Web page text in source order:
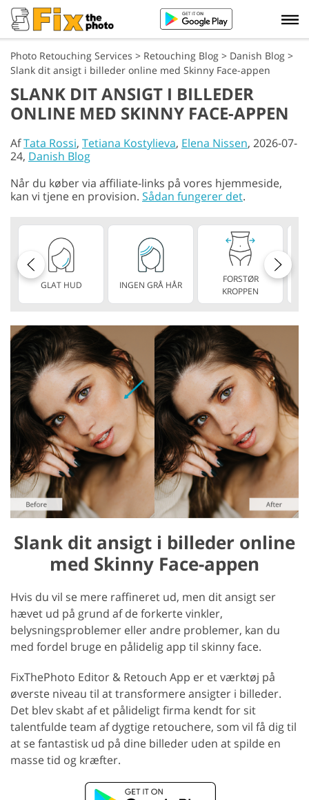
Photo Retouching Services > Retouching Blog > Danish Blog >
Slank dit ansigt i billeder online med Skinny Face-appen
SLANK DIT ANSIGT I BILLEDER
ONLINE MED SKINNY FACE-APPEN
AfTata Rossi, Tetiana Kostylieva, Elena Nissen, 2026-07-
24, Danish Blog
Når du køber via affiliate-links på vores hjemmeside,
kan vi tjene en provision. Sådan fungerer det.
GLAT HUD INGEN GRÅ HÅR
FORSTØR
KROPPEN
Slank dit ansigt i billeder online
med Skinny Face-appen
Hvis du vil se mere raffineret ud, men dit ansigt ser
hævet ud på grund af de forkerte vinkler,
belysningsproblemer eller andre problemer, kan du
med fordel bruge en pålidelig app til skinny face.
FixThePhoto Editor & Retouch App er et værktøj på
øverste niveau til at transformere ansigter i billeder.
Det blev skabt af et pålideligt firma kendt for sit
talentfulde team af dygtige retouchere, som vil få dig til
at se fantastisk ud på dine billeder uden at spilde en
masse tid og kræfter.